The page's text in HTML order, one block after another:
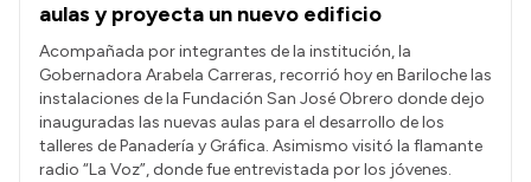
aulas y proyecta un nuevo edificio
Acompañada por integrantes de la institución, la
Gobernadora Arabela Carreras, recorrió hoy en Bariloche las
instalaciones de la Fundación San José Obrero donde dejo
inauguradas las nuevas aulas para el desarrollo de los
talleres de Panadería y Gráfica. Asimismo visitó la flamante
radio “La Voz”, donde fue entrevistada por los jóvenes.